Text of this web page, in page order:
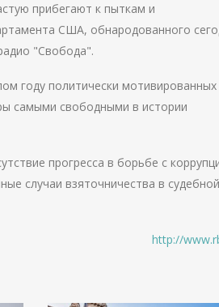
прибегают к пыткам и
США, обнародованного
"Свобода".
году политически мотивированных
самыми свободными в истории
прогресса в борьбе с
случаи взяточничества в судебной
http://